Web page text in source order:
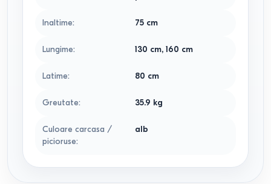
Inaltime: 75cm
Lungime: 130 cm, 160 cm
Latime: 80 cm
Greutate: 35.9 kg
Culoare carcasa /
picioruse:
alb